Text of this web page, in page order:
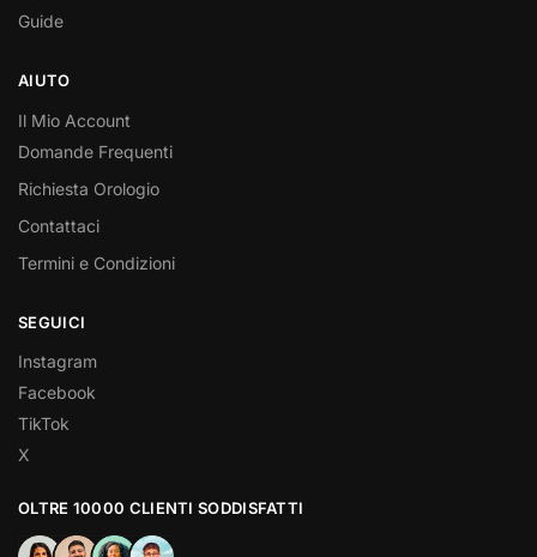
Guide
AIUTO
Il Mio Account
Domande Frequenti
Richiesta Orologio
Contattaci
Termini e Condizioni
SEGUICI
Instagram
Facebook
TikTok
X
OLTRE 10000 CLIENTI SODDISFATTI